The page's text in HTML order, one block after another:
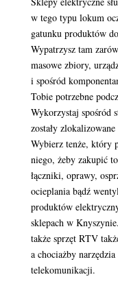
w tego typu lokum
gatunku produktów
Wypatrzysz tam
masowe zbiory,
i spośród
Tobie potrzebne
Wykorzystaj spośród
zostały
Wybierz tenże, który
niego, żeby zakupić
łączniki, oprawy,
ocieplania bądź
produktów
sklepach w
także sprzęt RTV
a chociażby
telekomunikacji.